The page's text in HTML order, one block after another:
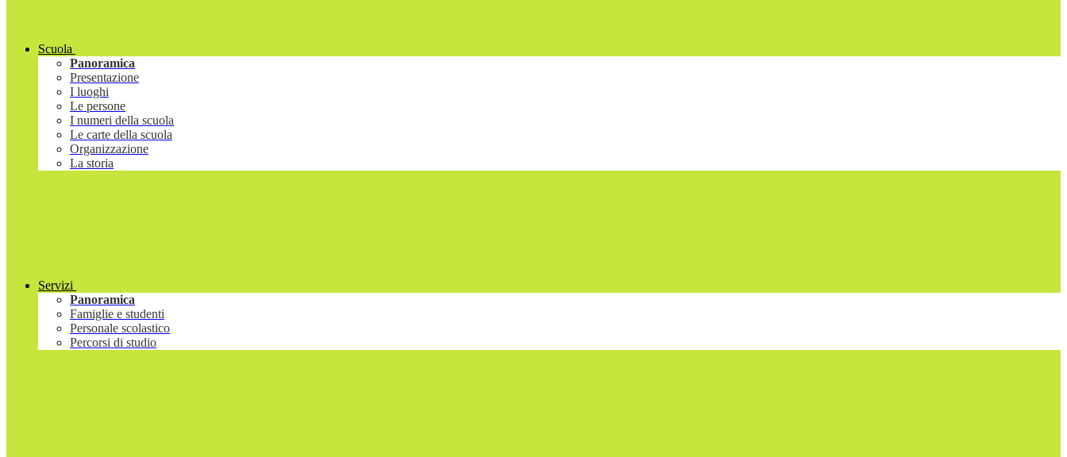
Scuola
Panoramica
Presentazione
I luoghi
Le persone
I numeri della scuola
Le carte della scuola
Organizzazione
La storia
Servizi
Panoramica
Famiglie e studenti
Personale scolastico
Percorsi di studio